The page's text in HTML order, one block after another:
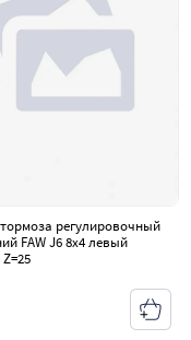
регулировочный
FAW J6 8х4 левый
Z=25